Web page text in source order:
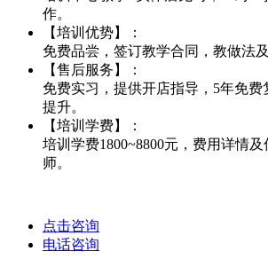
作。
【培训优势】：
免费品尝，签订教学合同，教做法及
【售后服务】：
免费实习，提供开店指导，5年免费
提升。
【培训学费】：
培训学费1800~8800元，费用详情
师。
点击咨询
电话咨询